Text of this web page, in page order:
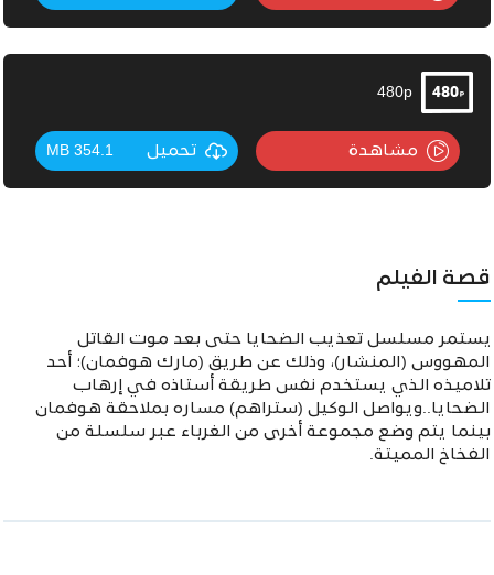
480p
مشاهدة تحميل 354.1 MB
قصة الفيلم
يستمر مسلسل تعذيب الضحايا حتى بعد موت القاتل
المهووس (المنشار)، وذلك عن طريق (مارك هوفمان)؛ أحد
تلاميذه الذي يستخدم نفس طريقة أستاذه في إرهاب
الضحايا..ويواصل الوكيل (ستراهم) مساره بملاحقة هوفمان
بينما يتم وضع مجموعة أخرى من الغرباء عبر سلسلة من
الفخاخ المميتة.